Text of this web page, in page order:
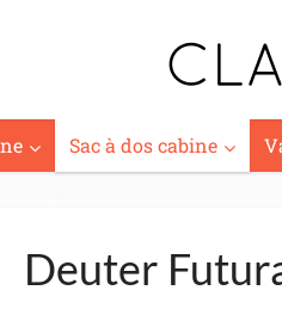
Sac à dos cabine
Deuter